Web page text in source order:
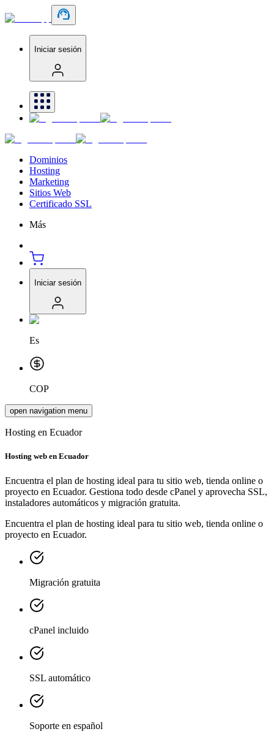
Iniciar sesión
Dominios
Hosting
Marketing
Sitios Web
Certificado SSL
Más
Iniciar sesión
Es
COP
open navigation menu
Hosting en Ecuador
Hosting web en Ecuador
Encuentra el plan de hosting ideal para tu sitio web, tienda online o
proyecto en Ecuador. Gestiona todo desde cPanel y aprovecha SSL,
instaladores automáticos y migración gratuita.
Encuentra el plan de hosting ideal para tu sitio web, tienda online o
proyecto en Ecuador.
Migración gratuita
cPanel incluido
SSL automático
Soporte en español